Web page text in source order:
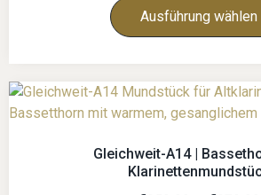
Ausführung wählen
Gleichweit-A14 |